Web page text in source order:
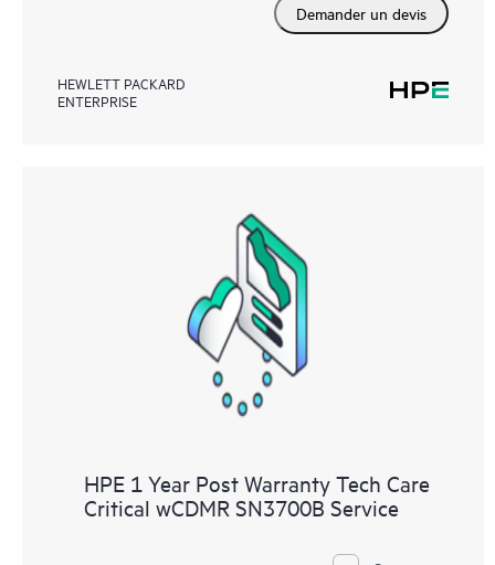
Demander un devis
HEWLETT PACKARD
ENTERPRISE
HPE 1 Year Post Warranty Tech Care
Critical wCDMR SN3700B Service